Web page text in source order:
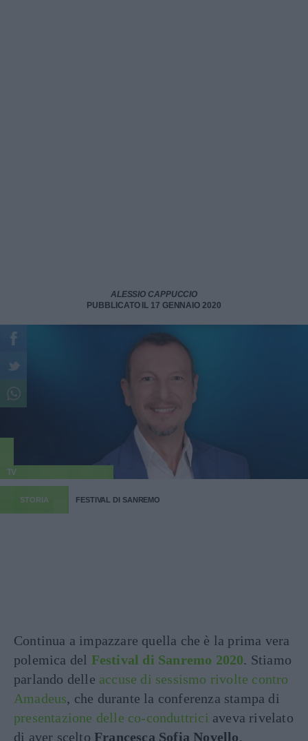
ALESSIO CAPPUCCIO
PUBBLICATO IL 17 GENNAIO 2020
TV
STORIA FESTIVAL DI SANREMO
Continua a impazzare quella che è la prima vera
polemica del Festival di Sanremo 2020. Stiamo
parlando delle accuse di sessismo rivolte contro
Amadeus, che durante la conferenza stampa di
presentazione delle co-conduttrici aveva rivelato
di aver scelto Francesca Sofia Novello,